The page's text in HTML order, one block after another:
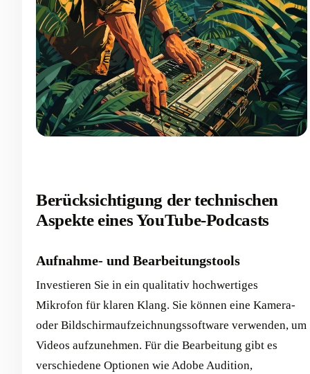
Berücksichtigung der technischen
Aspekte eines YouTube-Podcasts
Aufnahme- und Bearbeitungstools
Investieren Sie in ein qualitativ hochwertiges
Mikrofon für klaren Klang. Sie können eine Kamera-
oder Bildschirmaufzeichnungssoftware verwenden, um
Videos aufzunehmen. Für die Bearbeitung gibt es
verschiedene Optionen wie Adobe Audition,